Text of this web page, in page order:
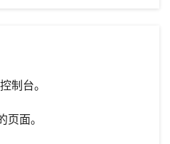
制台。
面。